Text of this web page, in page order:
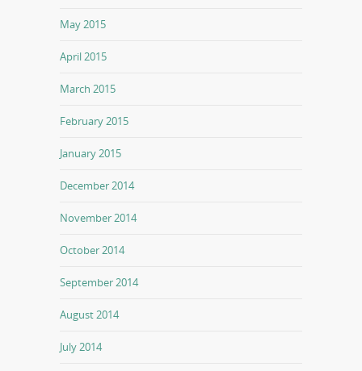
May 2015
April 2015
March 2015
February 2015
January 2015
December 2014
November 2014
October 2014
September 2014
August 2014
July 2014